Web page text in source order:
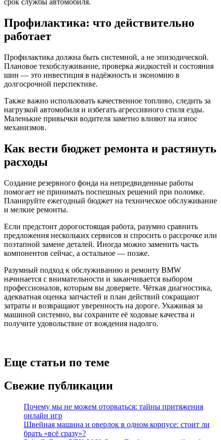
срок службы автомобиля.
Профилактика: что действительно
работает
Профилактика должна быть системной, а не эпизодической.
Плановое техобслуживание, проверка жидкостей и состояния
шин — это инвестиция в надёжность и экономию в
долгосрочной перспективе.
Также важно использовать качественное топливо, следить за
нагрузкой автомобиля и избегать агрессивного стиля езды.
Маленькие привычки водителя заметно влияют на износ
механизмов.
Как вести бюджет ремонта и растянуть
расходы
Создание резервного фонда на непредвиденные работы
помогает не принимать поспешных решений при поломке.
Планируйте ежегодный бюджет на техническое обслуживание
и мелкие ремонты.
Если предстоит дорогостоящая работа, разумно сравнить
предложения нескольких сервисов и спросить о рассрочке или
поэтапной замене деталей. Иногда можно заменить часть
компонентов сейчас, а остальное — позже.
Разумный подход к обслуживанию и ремонту BMW
начинается с внимательности и заканчивается выбором
профессионалов, которым вы доверяете. Чёткая диагностика,
адекватная оценка запчастей и план действий сокращают
затраты и возвращают уверенность на дороге. Ухаживая за
машиной системно, вы сохраните её ходовые качества и
получите удовольствие от вождения надолго.
Еще статьи по теме
Свежие публикации
Почему мы не можем оторваться: тайны притяжения
онлайн игр
Швейная машина и оверлок в одном корпусе: стоит ли
брать «всё сразу»?